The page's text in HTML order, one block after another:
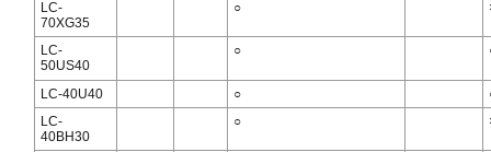
LC-
70XG35
○
LC-
50US40
○
LC-40U40 ○
LC-
40BH30
○